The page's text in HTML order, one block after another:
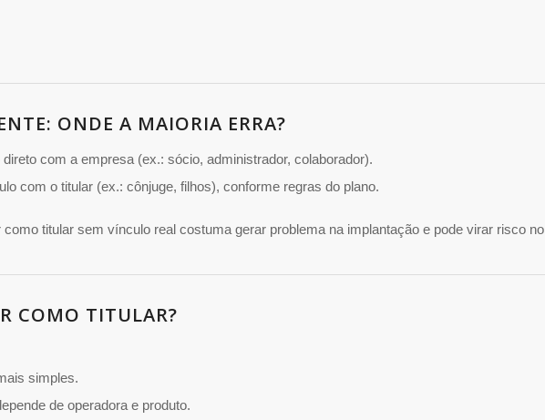
ONDE A MAIORIA ERRA?
com a empresa (ex.: sócio, administrador, colaborador).
com o titular (ex.: cônjuge, filhos), conforme regras do plano.
titular sem vínculo real costuma gerar problema na implantação e pode virar risco no
COMO TITULAR?
simples.
de operadora e produto.